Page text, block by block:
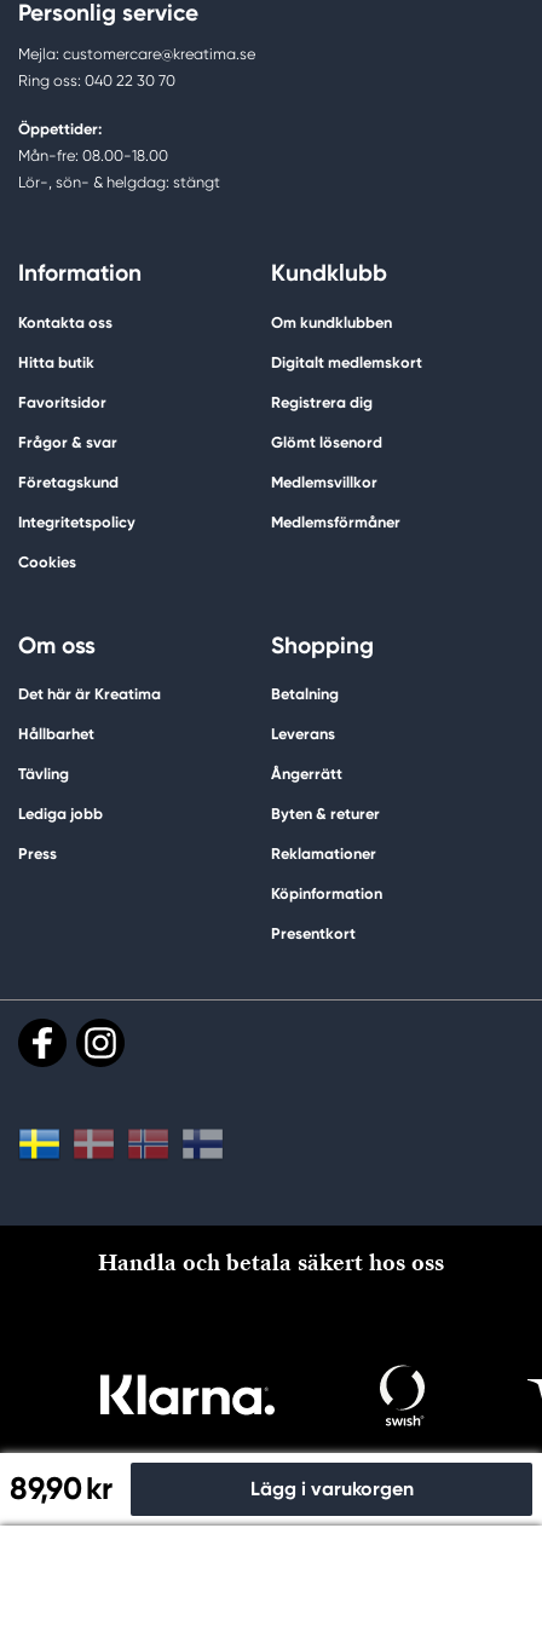
89,90 kr Lägg i varukorgen
Personlig service
Mejla: customercare@kreatima.se
Ring oss: 040 22 30 70
Öppettider:
Mån-fre: 08.00-18.00
Lör-, sön- & helgdag: stängt
Information
Kontakta oss
Hitta butik
Favoritsidor
Frågor & svar
Företagskund
Integritetspolicy
Cookies
Kundklubb
Om kundklubben
Digitalt medlemskort
Registrera dig
Glömt lösenord
Medlemsvillkor
Medlemsförmåner
Om oss
Det här är Kreatima
Hållbarhet
Tävling
Lediga jobb
Press
Shopping
Betalning
Leverans
Ångerrätt
Byten & returer
Reklamationer
Köpinformation
Presentkort
Handla och betala säkert hos oss